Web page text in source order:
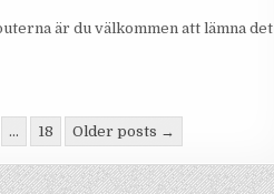
är du välkommen att lämna det
… 18 Older posts →